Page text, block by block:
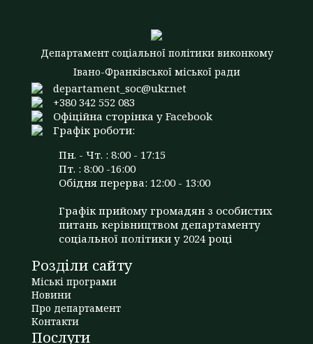
Департамент соціальної політики виконкому
Івано-Франківської міської ради
departament_soc@ukr.net
+380 342 552 083
Офіційна сторінка у Facebook
Графік роботи:
Пн. - Чт. : 8:00 - 17:15
Пт. : 8:00 -16:00
Обідня перерва: 12:00 - 13:00
Графік прийому громадян з особистих
питань керівництвом департаменту
соціальної політики у 2024 році
Розділи сайту
Міські програми
Новини
Про департамент
Контакти
Послуги